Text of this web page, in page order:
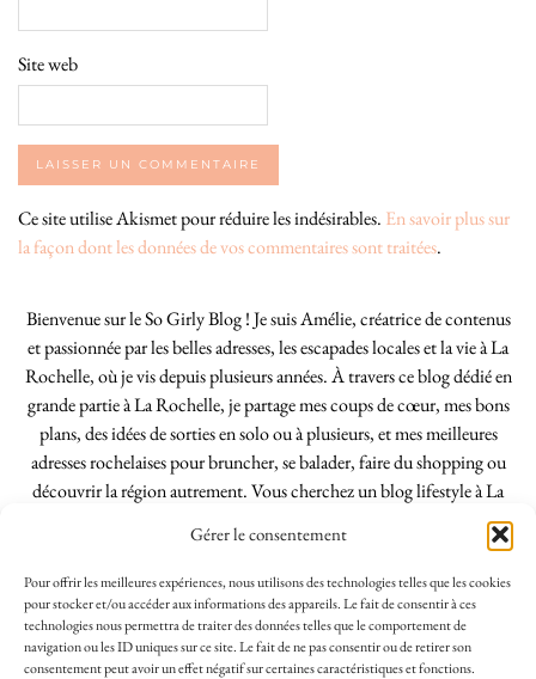
Gérer le consentement
Pour offrir les meilleures expériences, nous utilisons des technologies telles que les cookies
pour stocker et/ou accéder aux informations des appareils. Le fait de consentir à ces
technologies nous permettra de traiter des données telles que le comportement de
navigation ou les ID uniques sur ce site. Le fait de ne pas consentir ou de retirer son
consentement peut avoir un effet négatif sur certaines caractéristiques et fonctions.
Site web
Ce site utilise Akismet pour réduire les indésirables. En savoir plus sur
la façon dont les données de vos commentaires sont traitées.
Bienvenue sur le So Girly Blog ! Je suis Amélie, créatrice de contenus
et passionnée par les belles adresses, les escapades locales et la vie à La
Rochelle, où je vis depuis plusieurs années. À travers ce blog dédié en
grande partie à La Rochelle, je partage mes coups de cœur, mes bons
plans, des idées de sorties en solo ou à plusieurs, et mes meilleures
adresses rochelaises pour bruncher, se balader, faire du shopping ou
découvrir la région autrement. Vous cherchez un blog lifestyle à La
Rochelle, tenu par une locale ? Vous êtes au bon endroit. Que vous
soyez Rochelais·e ou de passage dans notre belle ville, j’espère que mes
articles vous aideront à profiter de La Rochelle comme un·e vrai·e
initié·e. !